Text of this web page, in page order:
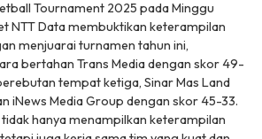
Tournament 2025 pada Minggu
NTT Data membuktikan keterampilan
menjuarai turnamen tahun ini,
bertahan Trans Media dengan skor 49-
tempat ketiga, Sinar Mas Land
iNews Media Group dengan skor 45-33.
hanya menampilkan keterampilan